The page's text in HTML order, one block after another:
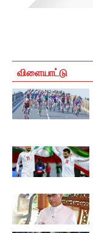
விளையாட்டு